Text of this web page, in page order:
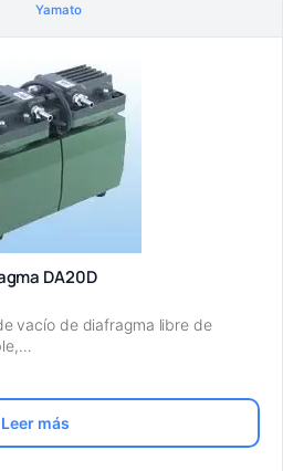
Yamato
DA20D
vacío de diafragma libre de
Leer más